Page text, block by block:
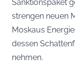
Sanktionspaket
strengen neuen
Moskaus
dessen
nehmen.